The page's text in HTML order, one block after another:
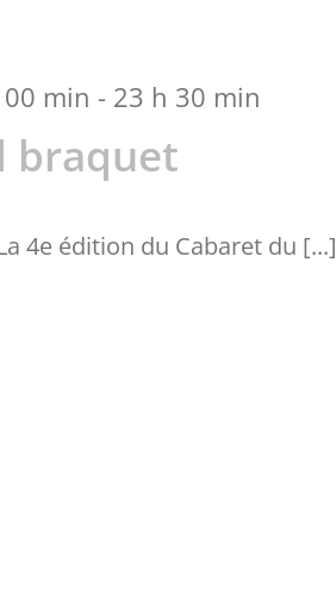
min - 23 h 30 min
braquet
4e édition du Cabaret du [...]